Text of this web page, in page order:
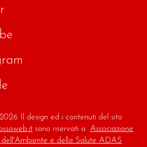
Il design ed i contenuti del sito
sono riservati a Associazione
e della Salute ADAS